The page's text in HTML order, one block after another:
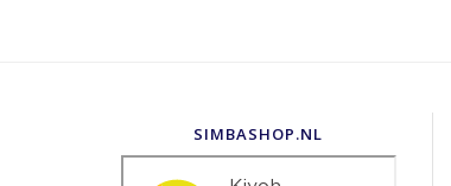
SIMBASHOP.NL